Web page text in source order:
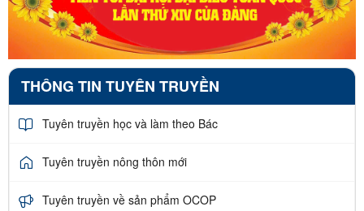
THÔNG TIN TUYÊN TRUYỀN
Tuyên truyền học và làm theo Bác
Tuyên truyền nông thôn mới
Tuyên truyền về sản phẩm OCOP